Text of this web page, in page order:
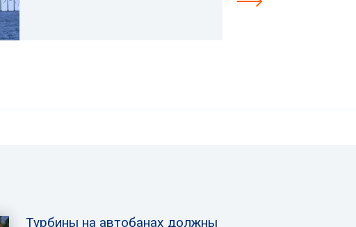
Турбины на автобанах должны